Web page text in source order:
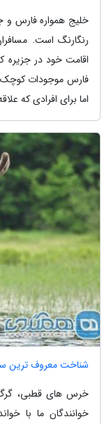
خلیج همواره فارس و
رنگارنگ است.
اقامت خود در جزیره
فارس موجودات کوچک
اما برای افرادی که
شناخت معروف ترین
خرس های قطبی،
خوانندگان ما با